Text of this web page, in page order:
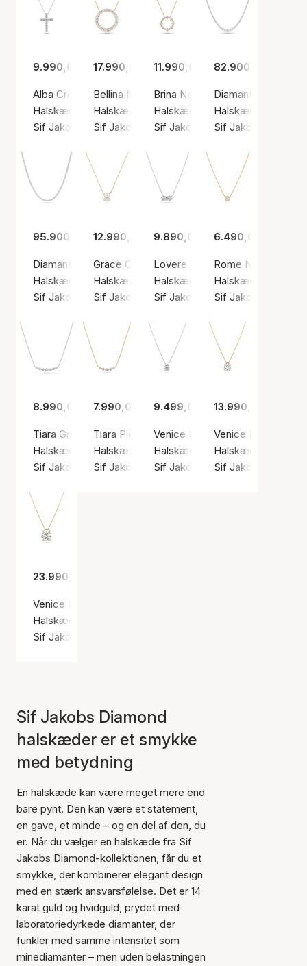
9.990,00 kr.
Alba Croce Necklace 0.64 ct
Halskæde, Sølv farve / Hvid guld
Sif Jakobs Diamond
17.990,00 kr.
Bellina Necklace 1.90 ct
Halskæde, Guld farve / Guld
Sif Jakobs Diamond
11.990,00 kr.
Brina Necklace 0.81 ct
Halskæde, Guld farve / Guld
Sif Jakobs Diamond
82.900,00 kr.
Diamante Necklace
Halskæde, Sølv
Sif Jakobs
95.900,00 kr.
Diamante Necklace 14.88 ct
Halskæde, Sølv farve / Hvid guld
Sif Jakobs Diamond
12.990,00 kr.
Grace Ovale Necklace 0.75 ct
Halskæde, Guld farve / Guld
Sif Jakobs Diamond
9.890,00 kr.
Lovere Necklace 0.57 ct
Halskæde, Sølv farve / Hvid guld
Sif Jakobs Diamond
6.490,00 kr.
Rome Necklace
Halskæde, Guld
Sif Jakobs
8.990,00 kr.
Tiara Grande Necklace 0.46 ct
Halskæde, Sølv farve / Hvid guld
Sif Jakobs Diamond
7.990,00 kr.
Tiara Piccolo Necklace 0.37 ct
Halskæde, Guld farve / Guld
Sif Jakobs Diamond
9.499,00 kr.
Venice Necklace 0.50 ct
Halskæde, Sølv farve / Hvid guld
Sif Jakobs Diamond
13.990,00 kr.
Venice Necklace
Halskæde, Guld
Sif Jakobs
23.990,00 kr.
Venice Necklace 2.00 ct
Halskæde, Guld farve / Guld
Sif Jakobs Diamond
Sif Jakobs Diamond
halskæder er et smykke
med betydning
En halskæde kan være meget mere end
bare pynt. Den kan være et statement,
en gave, et minde – og en del af den, du
er. Når du vælger en halskæde fra Sif
Jakobs Diamond-kollektionen, får du et
smykke, der kombinerer elegant design
med en stærk ansvarsfølelse. Det er 14
karat guld og hvidguld, prydet med
laboratoriedyrkede diamanter, der
funkler med samme intensitet som
minediamanter – men uden belastningen